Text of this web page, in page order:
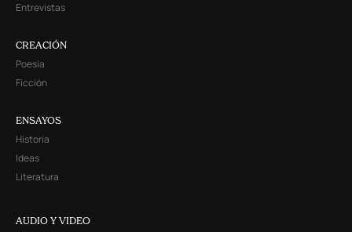
Entrevistas
CREACIÓN
Poesía
Ficción
ENSAYOS
Historia
Ideas
Literatura
AUDIO Y VIDEO